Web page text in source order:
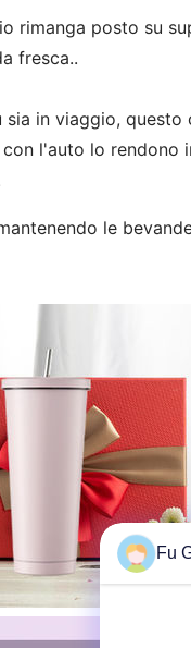
rimanga posto su
fresca..
in viaggio,
l'auto lo rendono
le
Fu